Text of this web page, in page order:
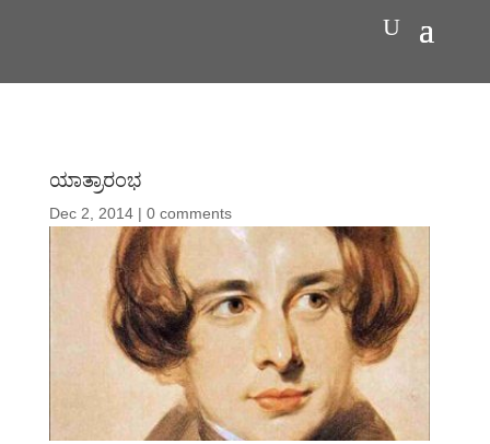
ಯಾತ್ರಾರಂಭ
Dec 2, 2014| 0 comments